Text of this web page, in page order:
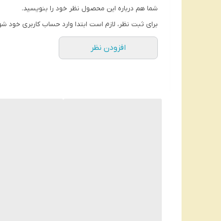
شما هم درباره این محصول نظر خود را بنویسید.
برای ثبت نظر، لازم است ابتدا وارد حساب کاربری خود
افزودن نظر